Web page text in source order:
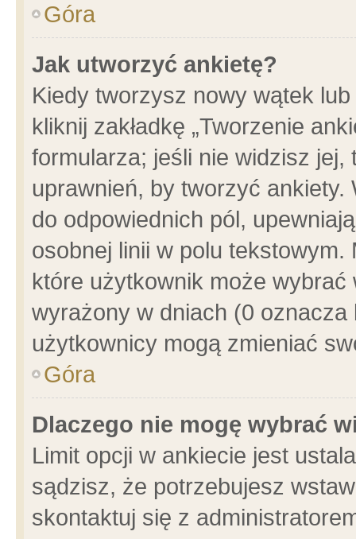
Góra
Jak utworzyć ankietę?
Kiedy tworzysz nowy wątek
kliknij zakładkę „Tworzenie
formularza; jeśli nie widzisz
uprawnień, by tworzyć ankiety.
do odpowiednich pól,
osobnej linii w polu
które użytkownik może
wyrażony w dniach (0
użytkownicy mogą zmieniać
Góra
Dlaczego nie mogę wybrać
Limit opcji w ankiecie jest
sądzisz, że potrzebujesz
skontaktuj się z